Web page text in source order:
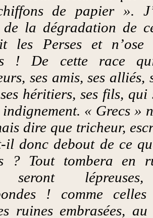
de papier ».
la dégradation de
les Perses et n’ose
! De cette race
ses amis, ses alliés,
héritiers, ses fils,
indignement. « Grecs »
dire que tricheur,
il donc debout de ce
? Tout tombera en
seront lépreuses,
! comme
ruines embrasées,